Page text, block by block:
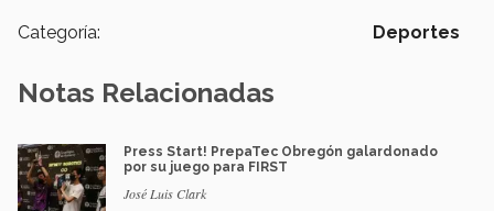
Categoría: Deportes
Notas Relacionadas
Press Start! PrepaTec Obregón galardonado
por su juego para FIRST
José Luis Clark